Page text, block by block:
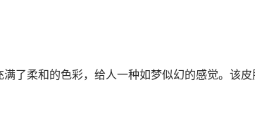
了柔和的色彩，给人一种如梦似幻的感觉。该皮